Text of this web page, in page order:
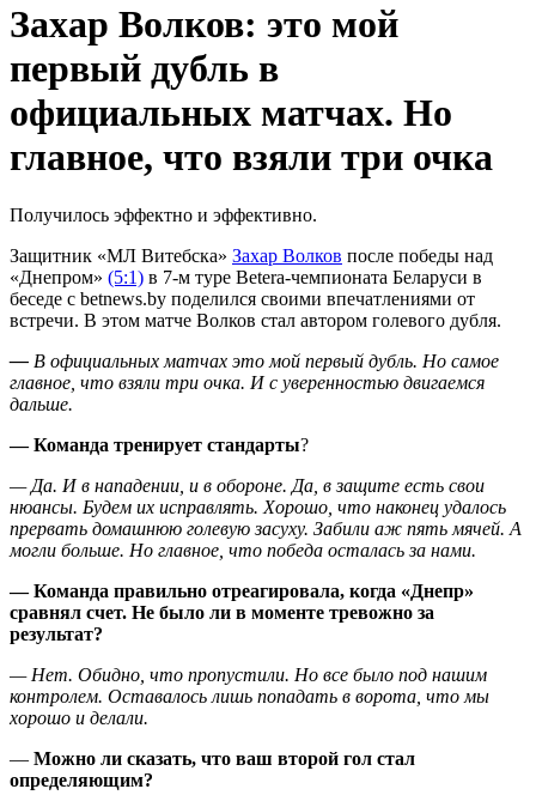
Захар Волков: это мой
первый дубль в
официальных матчах. Но
главное, что взяли три очка
Получилось эффектно и эффективно.
Защитник «МЛ Витебска» Захар Волков после победы над
«Днепром» (5:1) в 7-м туре Betera-чемпионата Беларуси в
беседе с betnews.by поделился своими впечатлениями от
встречи. В этом матче Волков стал автором голевого дубля.
— В официальных матчах это мой первый дубль. Но самое
главное, что взяли три очка. И с уверенностью двигаемся
дальше.
— Команда тренирует стандарты?
— Да. И в нападении, и в обороне. Да, в защите есть свои
нюансы. Будем их исправлять. Хорошо, что наконец удалось
прервать домашнюю голевую засуху. Забили аж пять мячей. А
могли больше. Но главное, что победа осталась за нами.
— Команда правильно отреагировала, когда «Днепр»
сравнял счет. Не было ли в моменте тревожно за
результат?
— Нет. Обидно, что пропустили. Но все было под нашим
контролем. Оставалось лишь попадать в ворота, что мы
хорошо и делали.
— Можно ли сказать, что ваш второй гол стал
определяющим?